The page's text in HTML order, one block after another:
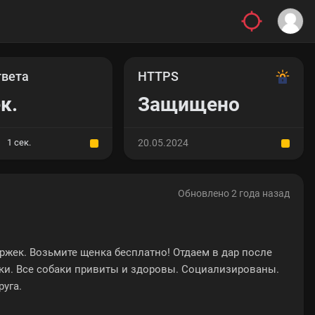
1 сек.
HTTPS
Защищено
20.05.2024
Обновлено 2 года назад
Возьмите щенка бесплатно! Отдаем в дар после
Все собаки привиты и здоровы. Социализированы.